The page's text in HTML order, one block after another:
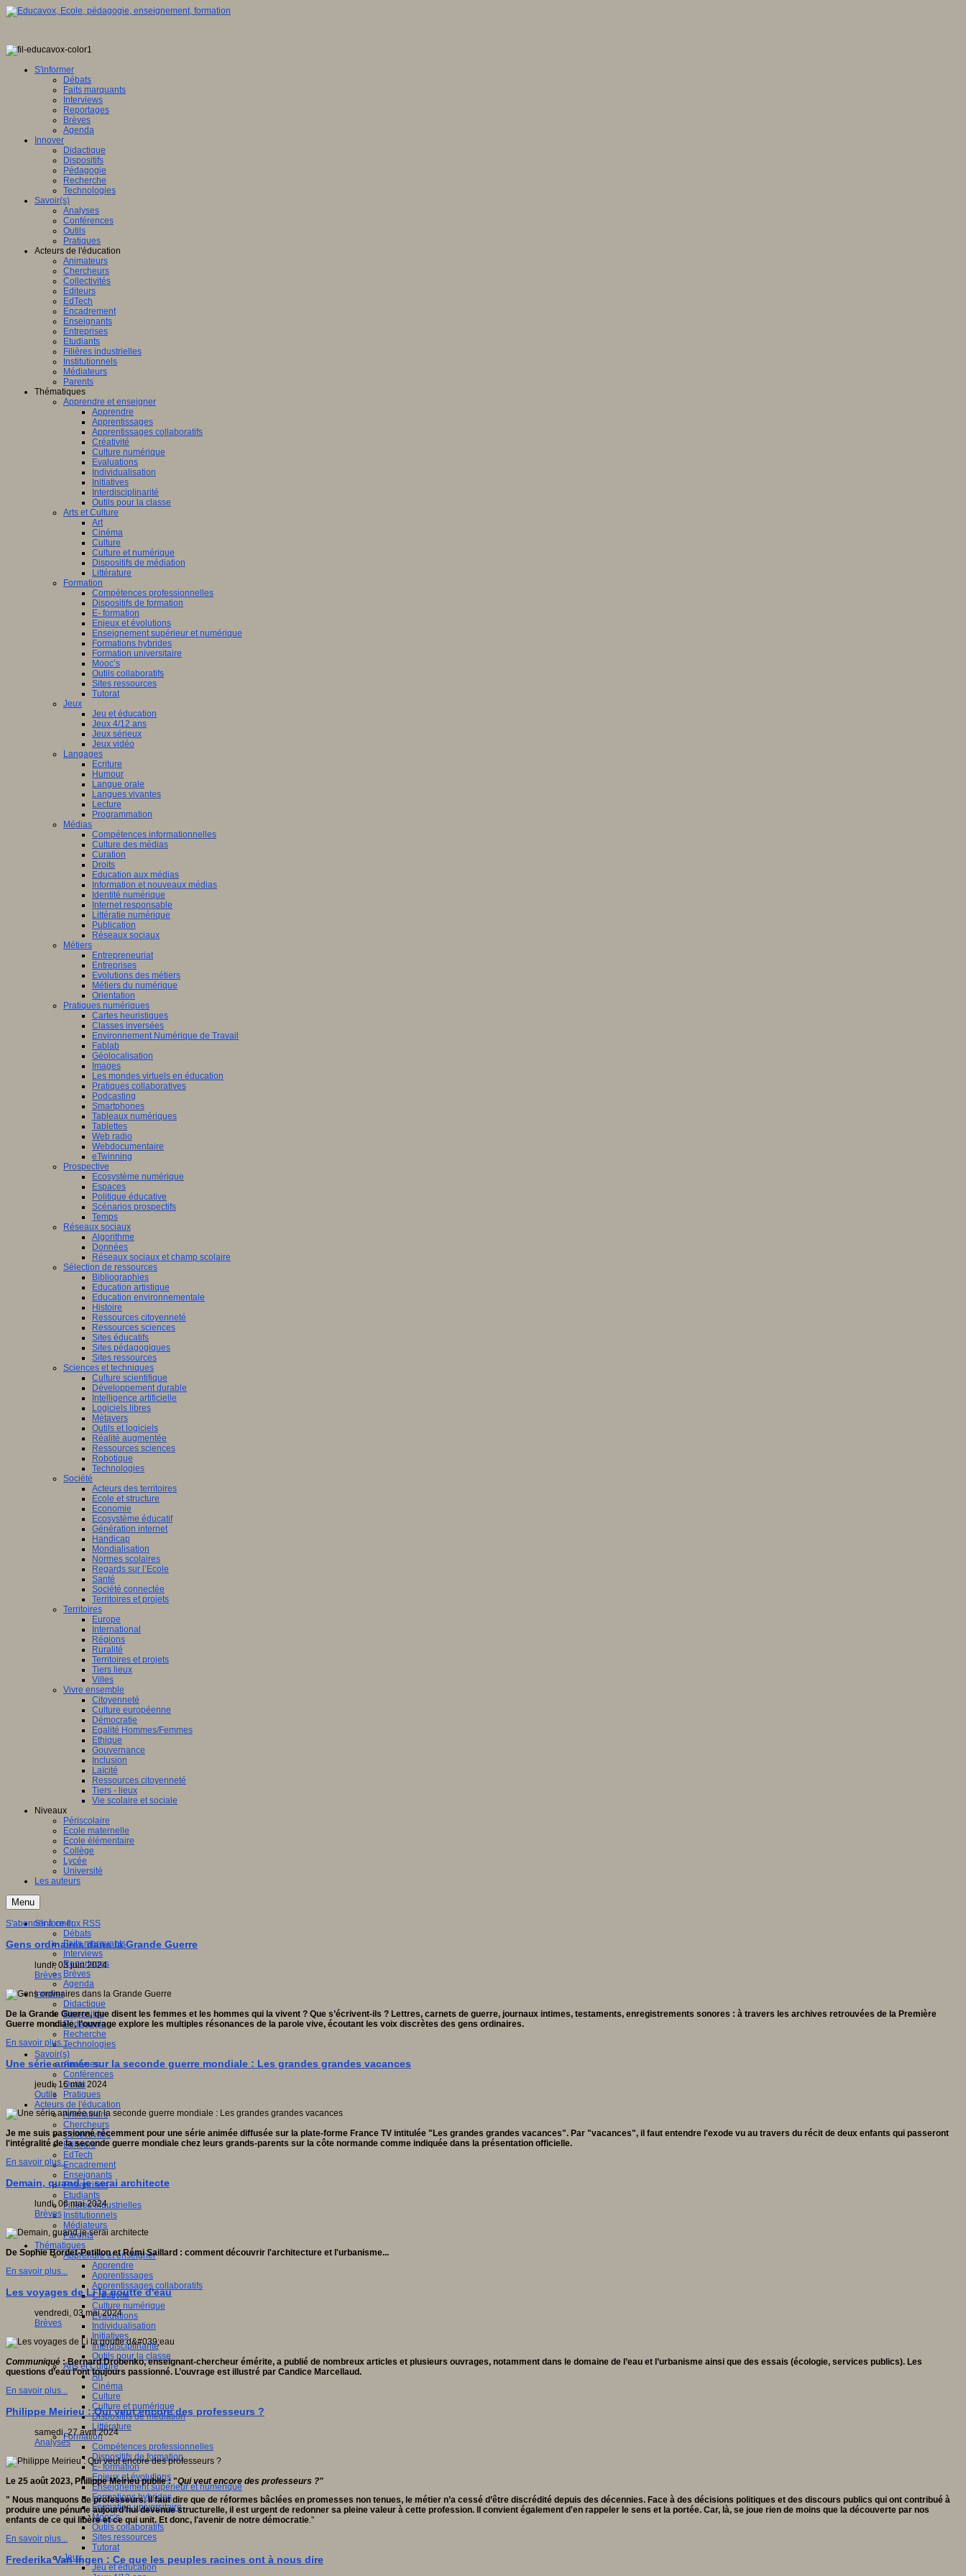
S'informer
Débats
Faits marquants
Interviews
Reportages
Brèves
Agenda
Innover
Didactique
Dispositifs
Pédagogie
Recherche
Technologies
Savoir(s)
Analyses
Conférences
Outils
Pratiques
Acteurs de l'éducation
Animateurs
Chercheurs
Collectivités
Editeurs
EdTech
Encadrement
Enseignants
Entreprises
Etudiants
Filières industrielles
Institutionnels
Médiateurs
Parents
Thématiques
Apprendre et enseigner
Apprendre
Apprentissages
Apprentissages collaboratifs
Créativité
Culture numérique
Evaluations
Individualisation
Initiatives
Interdisciplinarité
Outils pour la classe
Arts et Culture
Art
Cinéma
Culture
Culture et numérique
Dispositifs de médiation
Littérature
Formation
Compétences professionnelles
Dispositifs de formation
E- formation
Enjeux et évolutions
Enseignement supérieur et numérique
Formations hybrides
Formation universitaire
Mooc’s
Outils collaboratifs
Sites ressources
Tutorat
Jeux
Jeu et éducation
Jeux 4/12 ans
Jeux sérieux
Jeux vidéo
Langages
Ecriture
Humour
Langue orale
Langues vivantes
Lecture
Programmation
Médias
Compétences informationnelles
Culture des médias
Curation
Droits
Education aux médias
Information et nouveaux médias
Identité numérique
Internet responsable
Littératie numérique
Publication
Réseaux sociaux
Métiers
Entrepreneuriat
Entreprises
Evolutions des métiers
Métiers du numérique
Orientation
Pratiques numériques
Cartes heuristiques
Classes inversées
Environnement Numérique de Travail
Fablab
Géolocalisation
Images
Les mondes virtuels en éducation
Pratiques collaboratives
Podcasting
Smartphones
Tableaux numériques
Tablettes
Web radio
Webdocumentaire
eTwinning
Prospective
Ecosystème numérique
Espaces
Politique éducative
Scénarios prospectifs
Temps
Réseaux sociaux
Algorithme
Données
Réseaux sociaux et champ scolaire
Sélection de ressources
Bibliographies
Education artistique
Education environnementale
Histoire
Ressources citoyenneté
Ressources sciences
Sites éducatifs
Sites pédagogiques
Sites ressources
Sciences et techniques
Culture scientifique
Développement durable
Intelligence artificielle
Logiciels libres
Métavers
Outils et logiciels
Réalité augmentée
Ressources sciences
Robotique
Technologies
Société
Acteurs des territoires
Ecole et structure
Economie
Ecosystème éducatif
Génération internet
Handicap
Mondialisation
Normes scolaires
Regards sur l’Ecole
Santé
Société connectée
Territoires et projets
Territoires
Europe
International
Régions
Ruralité
Territoires et projets
Tiers lieux
Villes
Vivre ensemble
Citoyenneté
Culture européenne
Démocratie
Egalité Hommes/Femmes
Ethique
Gouvernance
Inclusion
Laïcité
Ressources citoyenneté
Tiers - lieux
Vie scolaire et sociale
Niveaux
Périscolaire
Ecole maternelle
Ecole élémentaire
Collège
Lycée
Université
Les auteurs
Menu
S'informer
Débats
Faits marquants
Interviews
Reportages
Brèves
Agenda
Innover
Didactique
Dispositifs
Pédagogie
Recherche
Technologies
Savoir(s)
Analyses
Conférences
Outils
Pratiques
Acteurs de l'éducation
Animateurs
Chercheurs
Collectivités
Editeurs
EdTech
Encadrement
Enseignants
Entreprises
Etudiants
Filières industrielles
Institutionnels
Médiateurs
Parents
Thématiques
Apprendre et enseigner
Apprendre
Apprentissages
Apprentissages collaboratifs
Créativité
Culture numérique
Evaluations
Individualisation
Initiatives
Interdisciplinarité
Outils pour la classe
Arts et Culture
Art
Cinéma
Culture
Culture et numérique
Dispositifs de médiation
Littérature
Formation
Compétences professionnelles
Dispositifs de formation
E- formation
Enjeux et évolutions
Enseignement supérieur et numérique
Formations hybrides
Formation universitaire
Mooc’s
Outils collaboratifs
Sites ressources
Tutorat
Jeux
Jeu et éducation
S'abonner à ce flux RSS
Gens ordinaires dans la Grande Guerre
lundi, 03 juin 2024
Brèves
De la Grande Guerre, que disent les femmes et les hommes qui la vivent ? Que s’écrivent-ils ? Lettres, carnets de guerre, journaux intimes, testaments, enregistrements sonores : à travers les archives retrouvées de la Première
Guerre mondiale, l’ouvrage explore les multiples résonances de la parole vive, écoutant les voix discrètes des gens ordinaires.
En savoir plus...
Une série animée sur la seconde guerre mondiale : Les grandes grandes vacances
jeudi, 16 mai 2024
Outils
Je me suis passionné récemment pour une série animée diffusée sur la plate-forme France TV intitulée "Les grandes grandes vacances". Par "vacances", il faut entendre l'exode vu au travers du récit de deux enfants qui passeront
l'intégralité de la seconde guerre mondiale chez leurs grands-parents sur la côte normande comme indiquée dans la présentation officielle.
En savoir plus...
Demain, quand je serai architecte
lundi, 06 mai 2024
Brèves
De Sophie Bordet-Petillon et Rémi Saillard : comment découvrir l'architecture et l'urbanisme...
En savoir plus...
Les voyages de Li la goutte d'eau
vendredi, 03 mai 2024
Brèves
Communiqué : Bernard Drobenko, enseignant-chercheur émérite, a publié de nombreux articles et plusieurs ouvrages, notamment dans le domaine de l’eau et l’urbanisme ainsi que des essais (écologie, services publics). Les
questions d’eau l’ont toujours passionné. L’ouvrage est illustré par Candice Marcellaud.
En savoir plus...
Philippe Meirieu : Qui veut encore des professeurs ?
samedi, 27 avril 2024
Analyses
Le 25 août 2023, Philippe Meirieu publie : "Qui veut encore des professeurs ?"
" Nous manquons de professeurs. Il faut dire que de réformes bâclées en promesses non tenues, le métier n’a cessé d’être discrédité depuis des décennies. Face à des décisions politiques et des discours publics qui ont contribué à
produire une pénurie aujourd’hui devenue structurelle, il est urgent de redonner sa pleine valeur à cette profession. Il convient également d'en rappeler le sens et la portée. Car, là, se joue rien de moins que la découverte par nos
enfants de ce qui libère et ce qui unit. Et donc, l'avenir de notre démocratie."
En savoir plus...
Frederika Van Ingen : Ce que les peuples racines ont à nous dire